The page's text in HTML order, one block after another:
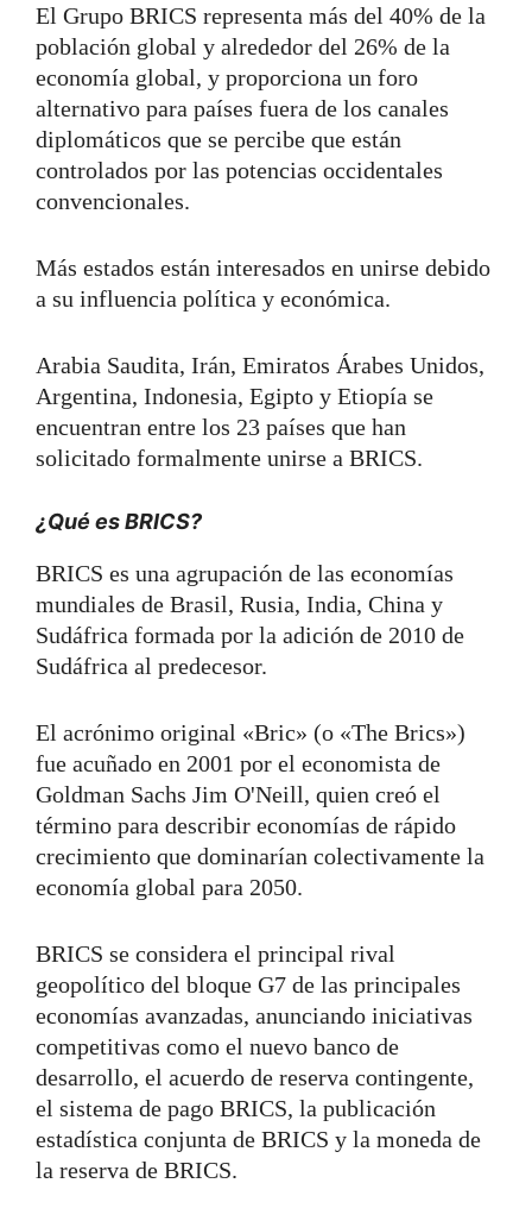
El Grupo BRICS representa más del 40% de la
población global y alrededor del 26% de la
economía global, y proporciona un foro
alternativo para países fuera de los canales
diplomáticos que se percibe que están
controlados por las potencias occidentales
convencionales.
Más estados están interesados en unirse debido
a su influencia política y económica.
Arabia Saudita, Irán, Emiratos Árabes Unidos,
Argentina, Indonesia, Egipto y Etiopía se
encuentran entre los 23 países que han
solicitado formalmente unirse a BRICS.
¿Qué es BRICS?
BRICS es una agrupación de las economías
mundiales de Brasil, Rusia, India, China y
Sudáfrica formada por la adición de 2010 de
Sudáfrica al predecesor.
El acrónimo original «Bric» (o «The Brics»)
fue acuñado en 2001 por el economista de
Goldman Sachs Jim O'Neill, quien creó el
término para describir economías de rápido
crecimiento que dominarían colectivamente la
economía global para 2050.
BRICS se considera el principal rival
geopolítico del bloque G7 de las principales
economías avanzadas, anunciando iniciativas
competitivas como el nuevo banco de
desarrollo, el acuerdo de reserva contingente,
el sistema de pago BRICS, la publicación
estadística conjunta de BRICS y la moneda de
la reserva de BRICS.